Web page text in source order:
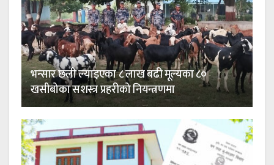
भन्सार छली ल्याइएका ८ लाख बढी मूल्यका ८०
खसीबोका सशस्त्र प्रहरीको नियन्त्रणमा